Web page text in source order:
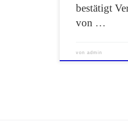
bestätigt
von …
vonadmin